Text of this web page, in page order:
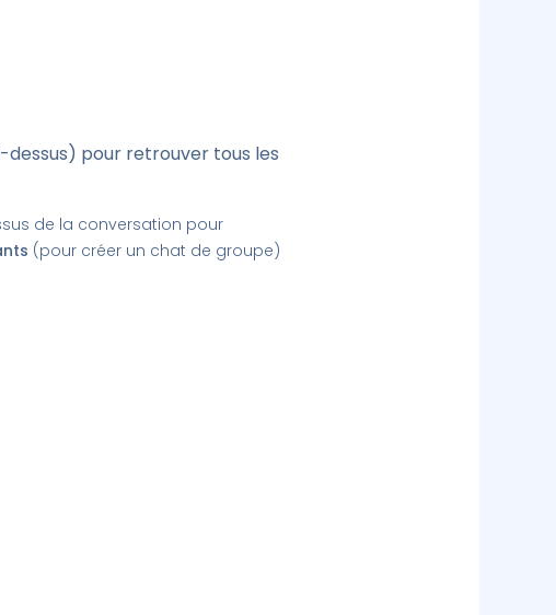
dessus) pour retrouver tous les
de la conversation pour
(pour créer un chat de groupe)